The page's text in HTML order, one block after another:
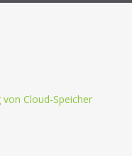
Cloud-Speicher